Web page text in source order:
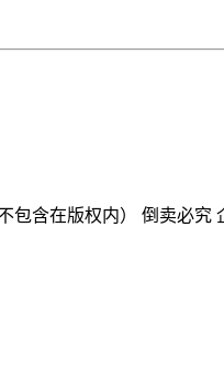
包含在版权内） 倒卖必究